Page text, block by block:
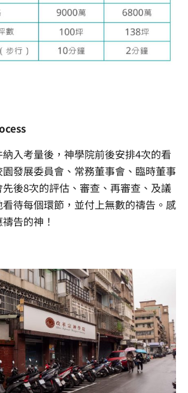
入考量後，神學院前後安排4次的看
發展委員會、常務董事會、臨時董事
後8次的評估、審查、再審查、及議
待每個環節，並付上無數的禱告。感
告的神！